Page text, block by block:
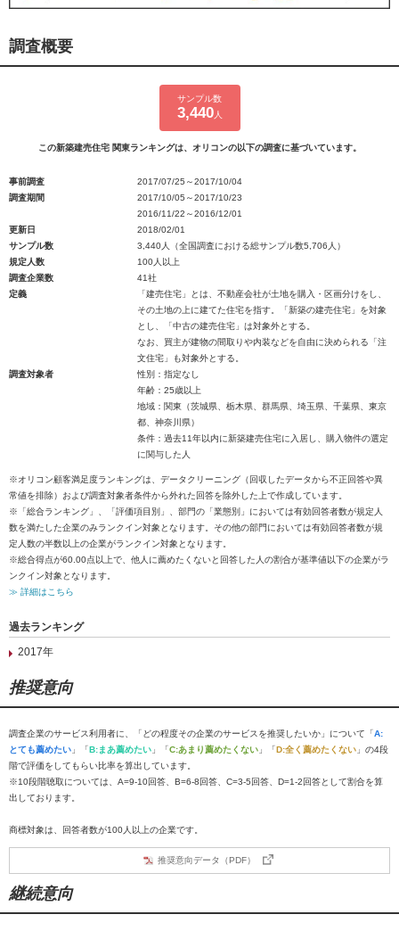
調査概要
サンプル数
3,440人
この新築建売住宅 関東ランキングは、オリコンの以下の調査に基づいています。
事前調査
2017/07/25～2017/10/04
調査期間
2017/10/05～2017/10/23
2016/11/22～2016/12/01
更新日
2018/02/01
サンプル数
3,440人（全国調査における総サンプル数5,706人）
規定人数
100人以上
調査企業数
41社
定義
「建売住宅」とは、不動産会社が土地を購入・区画分けをし、
その土地の上に建てた住宅を指す。「新築の建売住宅」を対象
とし、「中古の建売住宅」は対象外とする。
なお、買主が建物の間取りや内装などを自由に決められる「注
文住宅」も対象外とする。
調査対象者
性別：指定なし
年齢：25歳以上
地域：関東（茨城県、栃木県、群馬県、埼玉県、千葉県、東京
都、神奈川県）
条件：過去11年以内に新築建売住宅に入居し、購入物件の選定
に関与した人
※オリコン顧客満足度ランキングは、データクリーニング（回収したデータから不正回答や異
常値を排除）および調査対象者条件から外れた回答を除外した上で作成しています。
※「総合ランキング」、「評価項目別」、部門の「業態別」においては有効回答者数が規定人
数を満たした企業のみランクイン対象となります。その他の部門においては有効回答者数が規
定人数の半数以上の企業がランクイン対象となります。
※総合得点が60.00点以上で、他人に薦めたくないと回答した人の割合が基準値以下の企業がラ
ンクイン対象となります。
≫ 詳細はこちら
過去ランキング
2017年
推奨意向
調査企業のサービス利用者に、「どの程度その企業のサービスを推奨したいか」について「A:
とても薦めたい 」「B:まあ薦めたい 」「C:あまり薦めたくない 」「D:全く薦めたくない 」の4段
階で評価をしてもらい比率を算出しています。
※10段階聴取については、A=9-10回答、B=6-8回答、C=3-5回答、D=1-2回答として割合を算
出しております。
商標対象は、回答者数が100人以上の企業です。
推奨意向データ（PDF）
継続意向